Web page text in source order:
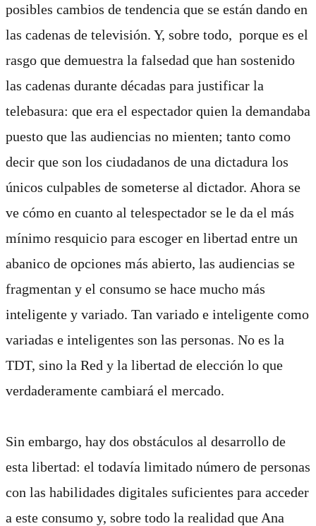
posibles cambios de tendencia que se están dando en
las cadenas de televisión. Y, sobre todo, porque es el
rasgo que demuestra la falsedad que han sostenido
las cadenas durante décadas para justificar la
telebasura: que era el espectador quien la demandaba
puesto que las audiencias no mienten; tanto como
decir que son los ciudadanos de una dictadura los
únicos culpables de someterse al dictador. Ahora se
ve cómo en cuanto al telespectador se le da el más
mínimo resquicio para escoger en libertad entre un
abanico de opciones más abierto, las audiencias se
fragmentan y el consumo se hace mucho más
inteligente y variado. Tan variado e inteligente como
variadas e inteligentes son las personas. No es la
TDT, sino la Red y la libertad de elección lo que
verdaderamente cambiará el mercado.
Sin embargo, hay dos obstáculos al desarrollo de
esta libertad: el todavía limitado número de personas
con las habilidades digitales suficientes para acceder
a este consumo y, sobre todo la realidad que Ana